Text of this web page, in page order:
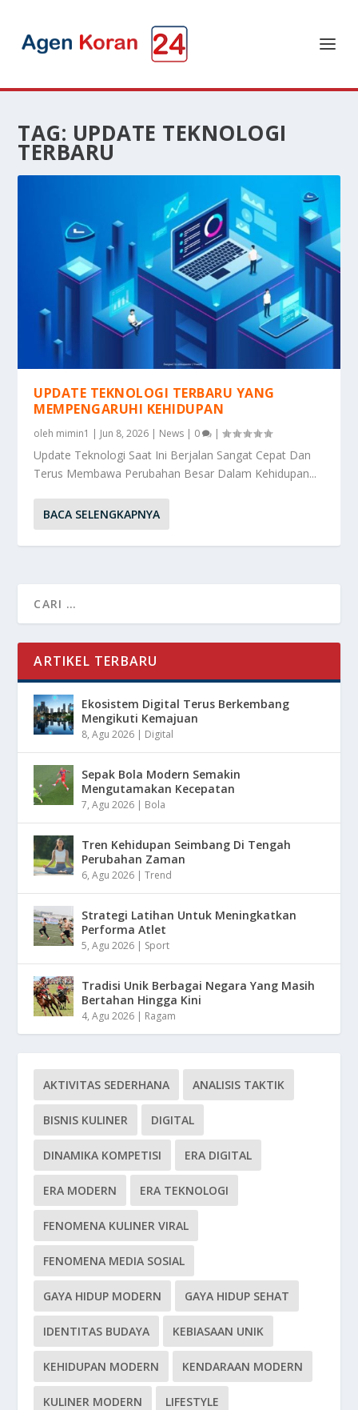
TAG: UPDATE TEKNOLOGI
TERBARU
UPDATE TEKNOLOGI TERBARU YANG
MEMPENGARUHI KEHIDUPAN
oleh mimin1 | Jun 8, 2026 | News | 0 |
Update Teknologi Saat Ini Berjalan Sangat Cepat Dan
Terus Membawa Perubahan Besar Dalam Kehidupan...
BACA SELENGKAPNYA
ARTIKEL TERBARU
Ekosistem Digital Terus Berkembang
Mengikuti Kemajuan
8, Agu 2026 | Digital
Sepak Bola Modern Semakin
Mengutamakan Kecepatan
7, Agu 2026 | Bola
Tren Kehidupan Seimbang Di Tengah
Perubahan Zaman
6, Agu 2026 |Trend
Strategi Latihan Untuk Meningkatkan
Performa Atlet
5, Agu 2026 | Sport
Tradisi Unik Berbagai Negara Yang Masih
Bertahan Hingga Kini
4, Agu 2026 | Ragam
AKTIVITAS SEDERHANA ANALISIS TAKTIK
BISNIS KULINER DIGITAL
DINAMIKA KOMPETISI ERA DIGITAL
ERA MODERN ERA TEKNOLOGI
FENOMENA KULINER VIRAL
FENOMENA MEDIA SOSIAL
GAYA HIDUP MODERN GAYA HIDUP SEHAT
IDENTITAS BUDAYA KEBIASAAN UNIK
KEHIDUPAN MODERN KENDARAAN MODERN
KULINER MODERN LIFESTYLE